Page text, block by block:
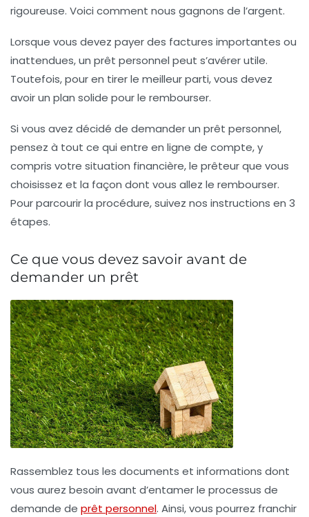
rigoureuse. Voici comment nous gagnons de l’argent.
Lorsque vous devez payer des factures importantes ou
inattendues, un prêt personnel peut s’avérer utile.
Toutefois, pour en tirer le meilleur parti, vous devez
avoir un plan solide pour le rembourser.
Si vous avez décidé de demander un prêt personnel,
pensez à tout ce qui entre en ligne de compte, y
compris votre situation financière, le prêteur que vous
choisissez et la façon dont vous allez le rembourser.
Pour parcourir la procédure, suivez nos instructions en 3
étapes.
Ce que vous devez savoir avant de
demander un prêt
Rassemblez tous les documents et informations dont
vous aurez besoin avant d’entamer le processus de
demande de prêt personnel. Ainsi, vous pourrez franchir